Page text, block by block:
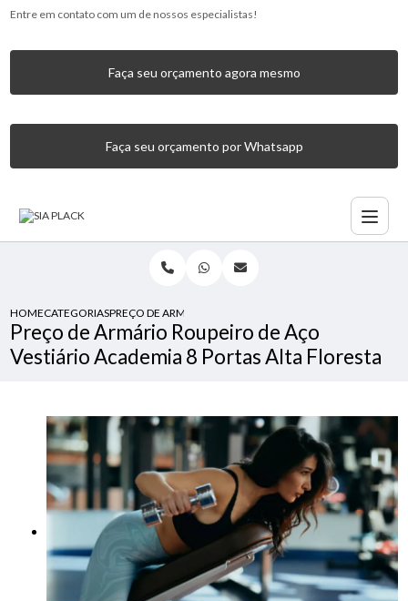
Entre em contato com um de nossos especialistas!
Faça seu orçamento agora mesmo
Faça seu orçamento por Whatsapp
HOMECATEGORIASPREÇO DE ARMÁRIO ROUPEIRO DE AÇO VESTIÁRIO
Preço de Armário Roupeiro de Aço
Vestiário Academia 8 Portas Alta Floresta